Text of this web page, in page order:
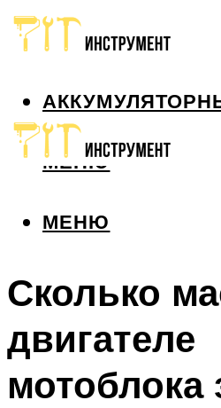
МЕНЮ
МЕНЮ
Сколько
двигателе
мотоблока